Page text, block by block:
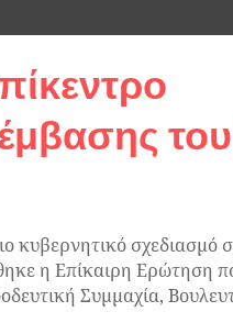
κυβερνητικό σχεδιασμό
η Επίκαιρη Ερώτηση
Συμμαχία,